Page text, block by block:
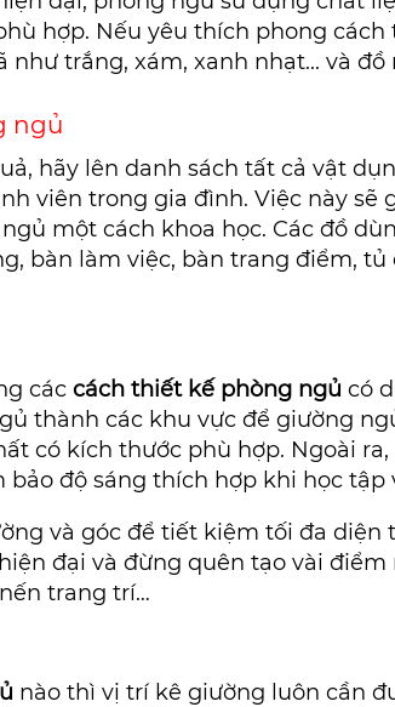
hợp. Nếu yêu thích phong
trắng, xám, xanh nhạt... và
ngủ
hãy lên danh sách tất cả vật
viên trong gia đình. Việc này
một cách khoa học. Các đồ
bàn làm việc, bàn trang điểm,
các cách thiết kế phòng ngủ có
thành các khu vực để giường
có kích thước phù hợp. Ngoài
độ sáng thích hợp khi học tập
và góc để tiết kiệm tối đa
đại và đừng quên tạo vài
trang trí…
nào thì vị trí kê giường luôn cần